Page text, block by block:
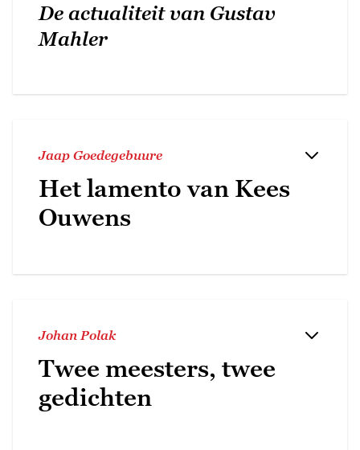
De actualiteit van Gustav
Mahler
Jaap Goedegebuure
Het lamento van Kees
Ouwens
Johan Polak
Twee meesters, twee
gedichten